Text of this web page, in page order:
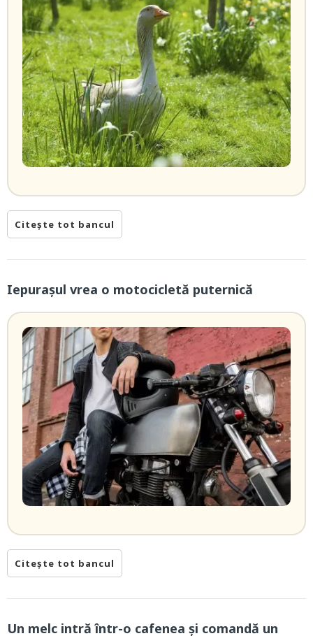
Citește tot bancul
Iepurașul vrea o motocicletă puternică
Citește tot bancul
Un melc intră într-o cafenea și comandă un